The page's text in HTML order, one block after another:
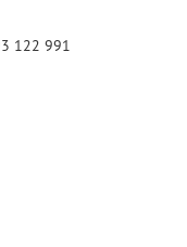
122 991